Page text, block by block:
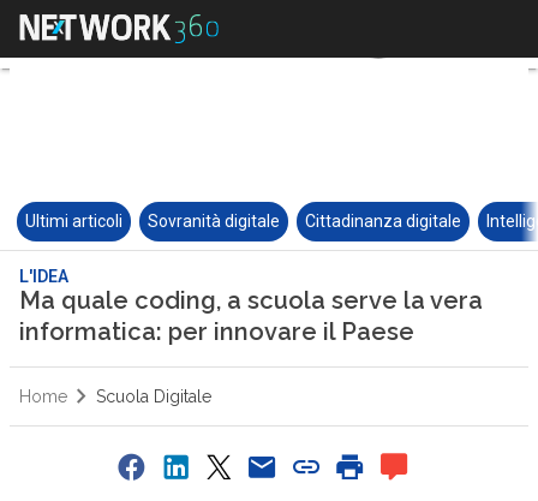
Ultimi articoli Sovranità digitale Cittadinanza digitale
L'IDEA
Ma quale coding, a scuola serve la vera
informatica: per innovare il Paese
Home Scuola Digitale